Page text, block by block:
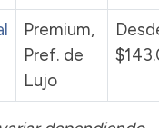
Premium,
Pref. de
Lujo